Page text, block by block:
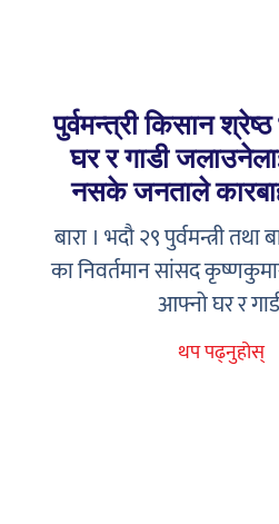
पुर्वमन्त्री किसान
घर र गाडी
नसके जनताले
बारा । भदौ २९ पुर्वमन्त्री तथा
का निवर्तमान सांसद
आफ्नो घर र
थप पढ्नुहोस्